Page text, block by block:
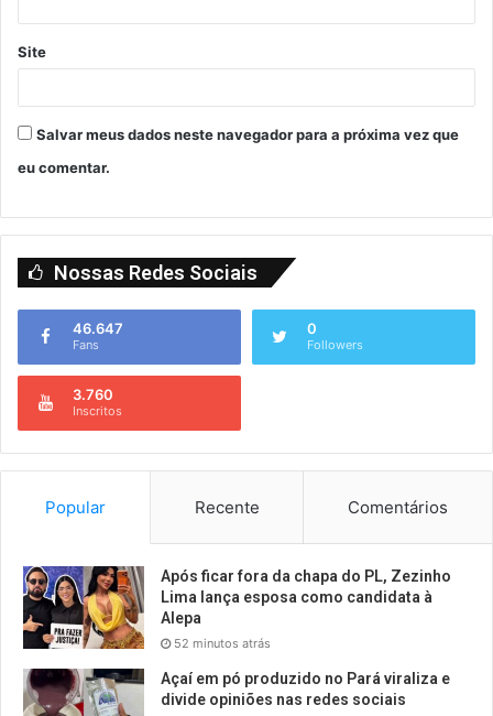
Site
Salvar meus dados neste navegador para a próxima vez que
eu comentar.
Nossas Redes Sociais
46.647
Fans
0
Followers
3.760
Inscritos
Popular Recente Comentários
Após ficar fora da chapa do PL, Zezinho
Lima lança esposa como candidata à
Alepa
52 minutos atrás
Açaí em pó produzido no Pará viraliza e
divide opiniões nas redes sociais